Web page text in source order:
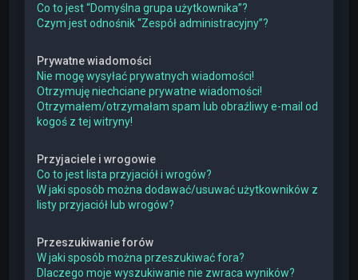
Co to jest “Domyślna grupa użytkownika”?
Czym jest odnośnik “Zespół administracyjny”?
Prywatne wiadomości
Nie mogę wysyłać prywatnych wiadomości!
Otrzymuję niechciane prywatne wiadomości!
Otrzymałem/otrzymałam spam lub obraźliwy e-mail od
kogoś z tej witryny!
Przyjaciele i wrogowie
Co to jest lista przyjaciół i wrogów?
W jaki sposób można dodawać/usuwać użytkowników z
listy przyjaciół lub wrogów?
Przeszukiwanie forów
W jaki sposób można przeszukiwać fora?
Dlaczego moje wyszukiwanie nie zwraca wyników?